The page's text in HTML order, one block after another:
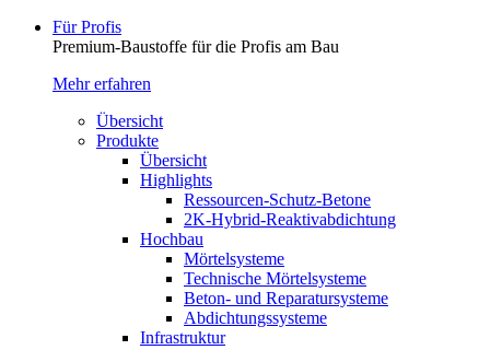
Für Profis
Premium-Baustoffe für die Profis am Bau
Mehr erfahren
Übersicht
Produkte
Übersicht
Highlights
Ressourcen-Schutz-Betone
2K-Hybrid-Reaktivab­dichtung
Hochbau
Mörtelsysteme
Technische Mörtelsysteme
Beton- und Reparatursysteme
Abdichtungssysteme
Infrastruktur